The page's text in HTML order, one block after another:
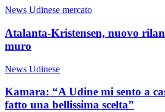
News Udinese mercato
Atalanta-Kristensen, nuovo
muro
News Udinese
Kamara: “A Udine mi sento a
fatto una bellissima scelta”